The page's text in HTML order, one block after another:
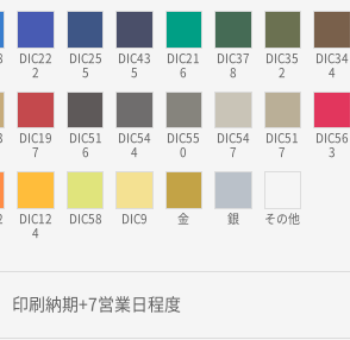
DIC22
2
DIC25
5
DIC43
5
DIC21
6
DIC37
8
DIC35
2
DIC34
4
DIC19
7
DIC51
6
DIC54
4
DIC55
0
DIC54
7
DIC51
7
DIC56
3
DIC12
4
DIC58 DIC9 金 銀 その他
刷納期+7営業日程度